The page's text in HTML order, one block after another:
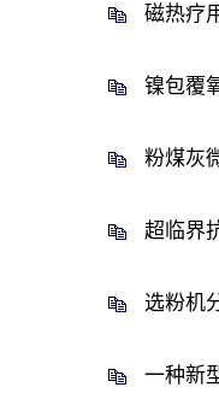
磁热疗
镍包覆
粉煤灰
超临界
选粉机
一种新